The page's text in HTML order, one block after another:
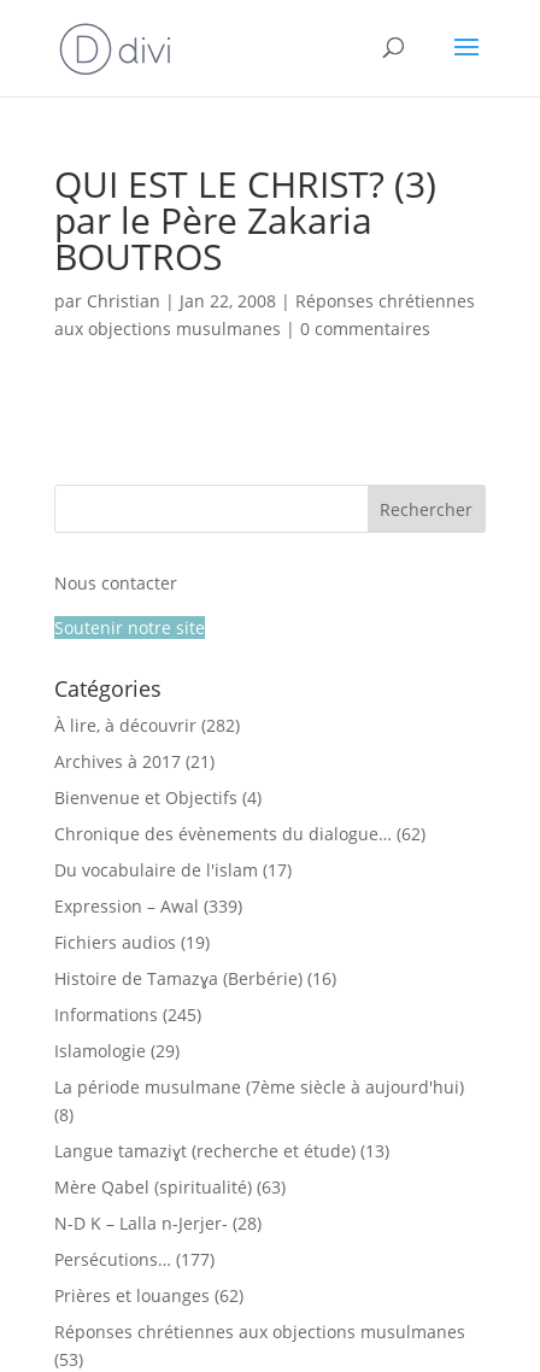
QUI EST LE CHRIST? (3)
par le Père Zakaria
BOUTROS
par Christian | Jan 22, 2008| Réponses chrétiennes
aux objections musulmanes | 0 commentaires
Nous contacter
Soutenir notre site
Catégories
À lire, à découvrir(282)
Archives à 2017(21)
Bienvenue et Objectifs (4)
Chronique des évènements du dialogue… (62)
Du vocabulaire de l'islam (17)
Expression – Awal (339)
Fichiers audios (19)
Histoire de Tamazɣa (Berbérie)(16)
Informations (245)
Islamologie (29)
La période musulmane (7ème siècle à aujourd'hui)
(8)
Langue tamaziɣt (recherche et étude)(13)
Mère Qabel (spiritualité)(63)
N-D K – Lalla n-Jerjer- (28)
Persécutions… (177)
Prières et louanges (62)
Réponses chrétiennes aux objections musulmanes
(53)